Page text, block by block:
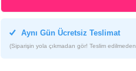
Aynı Gün Ücretsiz Teslimat
(Siparişin yola çıkmadan gör! Teslim